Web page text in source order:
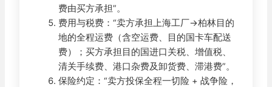
费由买方承担”。
费用与税费：“卖方承担上海工厂→柏林目的
地的全程运费（含空运费、目的国卡车配送
费）；买方承担目的国进口关税、增值税、
清关手续费、港口杂费及卸货费、滞港费”。
保险约定：“卖方投保全程一切险 + 战争险，